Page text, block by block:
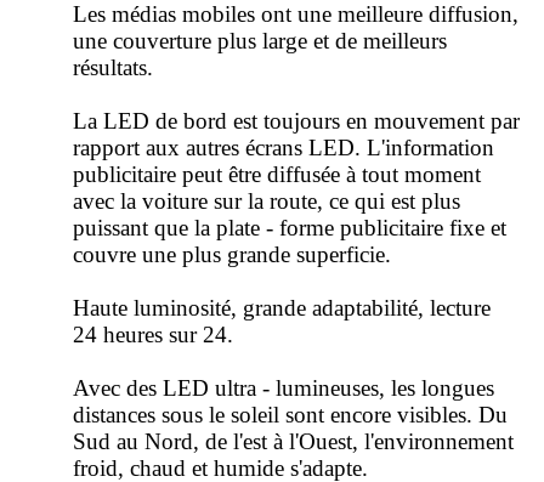
Les médias mobiles ont une meilleure diffusion,
une couverture plus large et de meilleurs
résultats.
La LED de bord est toujours en mouvement par
rapport aux autres écrans LED. L'information
publicitaire peut être diffusée à tout moment
avec la voiture sur la route, ce qui est plus
puissant que la plate - forme publicitaire fixe et
couvre une plus grande superficie.
Haute luminosité, grande adaptabilité, lecture
24 heures sur 24.
Avec des LED ultra - lumineuses, les longues
distances sous le soleil sont encore visibles. Du
Sud au Nord, de l'est à l'Ouest, l'environnement
froid, chaud et humide s'adapte.